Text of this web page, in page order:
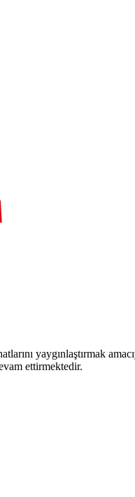
yaygınlaştırmak
ettirmektedir.